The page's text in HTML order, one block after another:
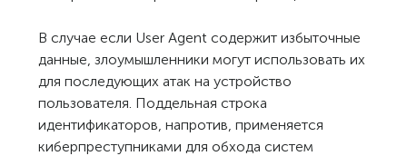
В случае если User Agent содержит избыточные
данные, злоумышленники могут использовать их
для последующих атак на устройство
пользователя. Поддельная строка
идентификаторов, напротив, применяется
киберпреступниками для обхода систем